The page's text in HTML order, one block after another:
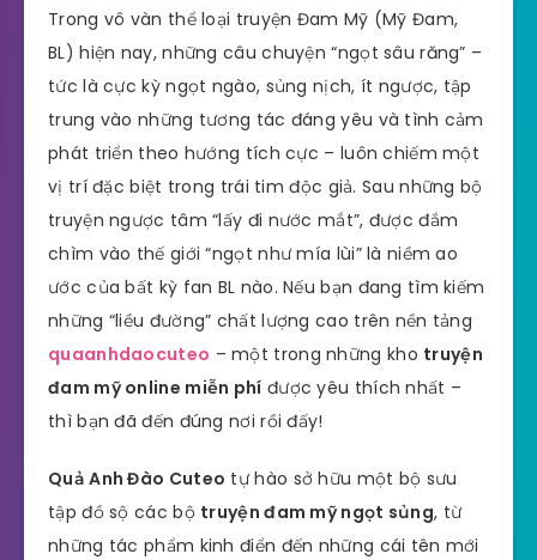
Trong vô vàn thể loại truyện Đam Mỹ (Mỹ Đam,
BL) hiện nay, những câu chuyện “ngọt sâu răng” –
tức là cực kỳ ngọt ngào, sủng nịch, ít ngược, tập
trung vào những tương tác đáng yêu và tình cảm
phát triển theo hướng tích cực – luôn chiếm một
vị trí đặc biệt trong trái tim độc giả. Sau những bộ
truyện ngược tâm “lấy đi nước mắt”, được đắm
chìm vào thế giới “ngọt như mía lùi” là niềm ao
ước của bất kỳ fan BL nào. Nếu bạn đang tìm kiếm
những “liều đường” chất lượng cao trên nền tảng
quaanhdaocuteo – một trong những kho truyện
đam mỹ online miễn phí được yêu thích nhất –
thì bạn đã đến đúng nơi rồi đấy!
Quả Anh Đào Cuteo tự hào sở hữu một bộ sưu
tập đồ sộ các bộ truyện đam mỹ ngọt sủng, từ
những tác phẩm kinh điển đến những cái tên mới